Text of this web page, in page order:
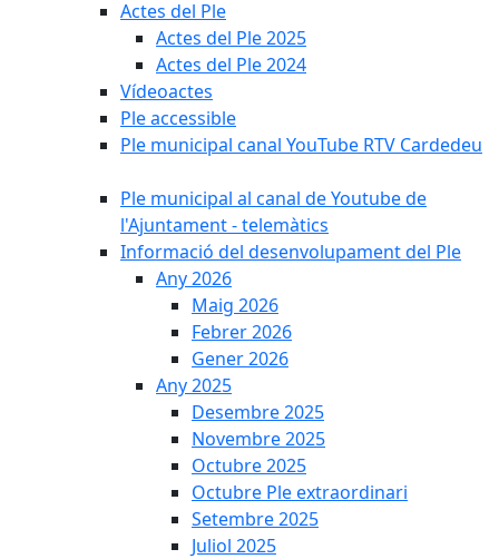
Actes del Ple
Actes del Ple 2025
Actes del Ple 2024
Vídeoactes
Ple accessible
Ple municipal canal YouTube RTV Cardedeu
Ple municipal al canal de Youtube de
l'Ajuntament - telemàtics
Informació del desenvolupament del Ple
Any 2026
Maig 2026
Febrer 2026
Gener 2026
Any 2025
Desembre 2025
Novembre 2025
Octubre 2025
Octubre Ple extraordinari
Setembre 2025
Juliol 2025